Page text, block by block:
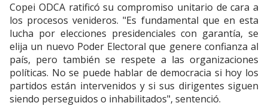
Copei ODCA ratificó su compromiso unitario de cara a
los procesos venideros. "Es fundamental que en esta
lucha por elecciones presidenciales con garantía, se
elija un nuevo Poder Electoral que genere confianza al
país, pero también se respete a las organizaciones
políticas. No se puede hablar de democracia si hoy los
partidos están intervenidos y si sus dirigentes siguen
siendo perseguidos o inhabilitados", sentenció.